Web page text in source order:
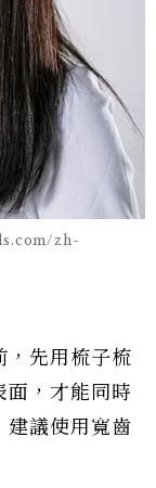
zh-
，先用梳子梳
面，才能同時
建議使用寬齒